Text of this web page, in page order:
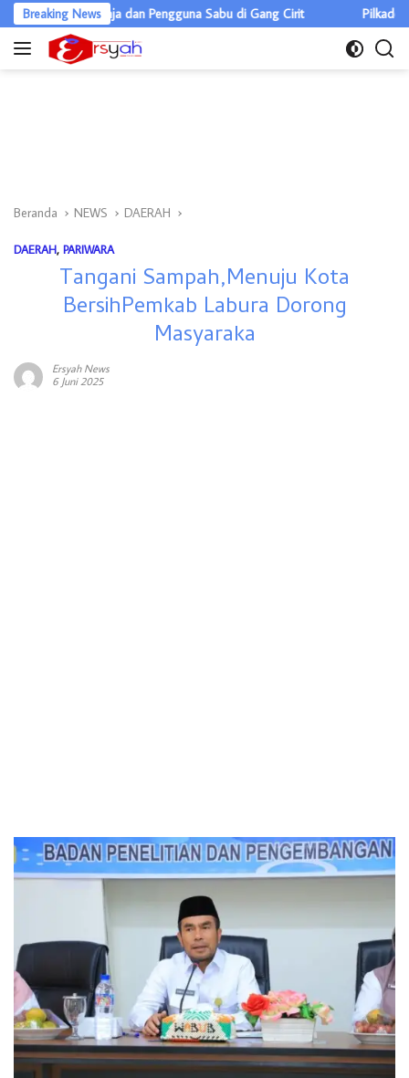
Langsung
ke
Breaking News
Ganja dan Pengguna Sabu di Gang Cirit Pilkades Pulau
Beranda NEWS DAERAH
DAERAH, PARIWARA
Tangani Sampah,Menuju Kota
BersihPemkab Labura Dorong
Masyaraka
Ersyah News
6 Juni 2025